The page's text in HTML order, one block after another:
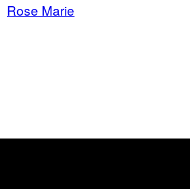
Rose Marie